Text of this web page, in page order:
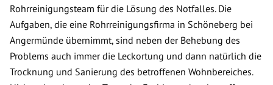
Rohrreinigungsteam für die Lösung des Notfalles. Die
Aufgaben, die eine Rohrreinigungsfirma in Schöneberg bei
Angermünde übernimmt, sind neben der Behebung des
Problems auch immer die Leckortung und dann natürlich die
Trocknung und Sanierung des betroffenen Wohnbereiches.